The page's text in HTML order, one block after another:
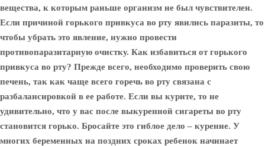
вещества, к которым раньше организм не был чувствителен.
Если причиной горького привкуса во рту явились паразиты, то
чтобы убрать это явление, нужно провести
противопаразитарную очистку. Как избавиться от горького
привкуса во рту? Прежде всего, необходимо проверить свою
печень, так как чаще всего горечь во рту связана с
разбалансировкой в ее работе. Если вы курите, то не
удивительно, что у вас после выкуренной сигареты во рту
становится горько. Бросайте это гиблое дело – курение. У
многих беременных на поздних сроках ребенок начинает